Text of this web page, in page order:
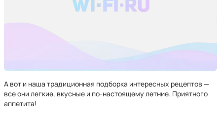
А вот и наша традиционная подборка интересных рецептов —
все они легкие, вкусные и по-настоящему летние. Приятного
аппетита!